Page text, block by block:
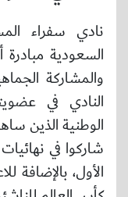
نادي سفراء
السعودية مبادرة
والمشاركة
النادي في
الوطنية الذين
شاركوا في
الأول، بالإضافة